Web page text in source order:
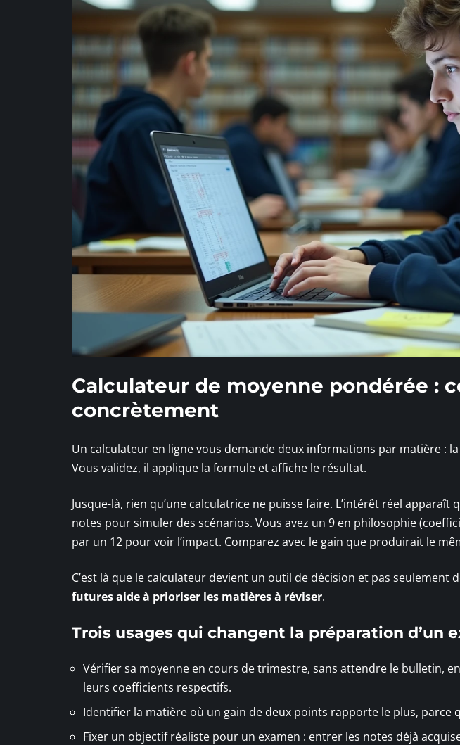
Calculateur de moyenne pondérée :
concrètement
Un calculateur en ligne vous demande deux informations par matière :
Vous validez, il applique la formule et affiche le résultat.
Jusque-là, rien qu’une calculatrice ne puisse faire. L’intérêt réel
notes pour simuler des scénarios. Vous avez un 9 en philosophie
par un 12 pour voir l’impact. Comparez avec le gain que produirait le
C’est là que le calculateur devient un outil de décision et pas seulement
futures aide à prioriser les matières à réviser.
Trois usages qui changent la préparation d’un
Vérifier sa moyenne en cours de trimestre, sans attendre le bulletin,
leurs coefficients respectifs.
Identifier la matière où un gain de deux points rapporte le plus, parce
Fixer un objectif réaliste pour un examen : entrer les notes déjà